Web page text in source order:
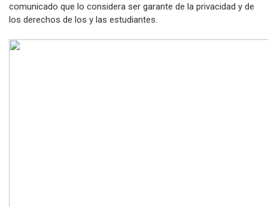
comunicado que lo considera ser garante de la privacidad y de
los derechos de los y las estudiantes.